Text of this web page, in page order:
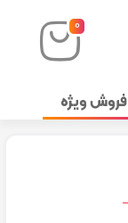
۰
فروش ویژه